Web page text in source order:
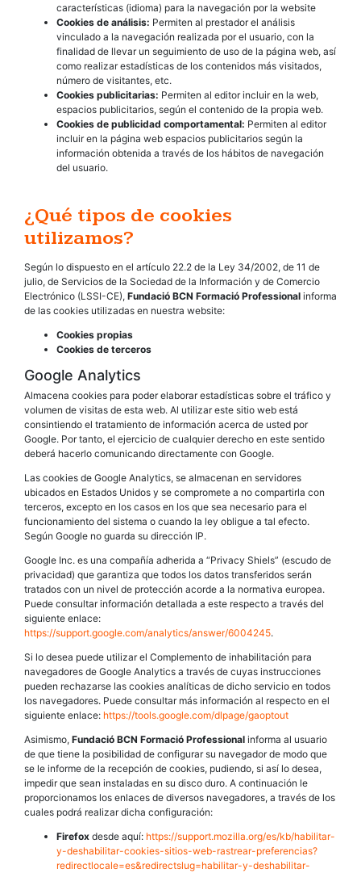
características (idioma) para la navegación por la website
Cookies de análisis: Permiten al prestador el análisis
vinculado a la navegación realizada por el usuario, con la
finalidad de llevar un seguimiento de uso de la página web, así
como realizar estadísticas de los contenidos más visitados,
número de visitantes, etc.
Cookies publicitarias: Permiten al editor incluir en la web,
espacios publicitarios, según el contenido de la propia web.
Cookies de publicidad comportamental: Permiten al editor
incluir en la página web espacios publicitarios según la
información obtenida a través de los hábitos de navegación
del usuario.
¿Qué tipos de cookies
utilizamos?
Según lo dispuesto en el artículo 22.2 de la Ley 34/2002, de 11 de
julio, de Servicios de la Sociedad de la Información y de Comercio
Electrónico (LSSI-CE), Fundació BCN Formació Professional informa
de las cookies utilizadas en nuestra website:
Cookies propias
Cookies de terceros
Google Analytics
Almacena cookies para poder elaborar estadísticas sobre el tráfico y
volumen de visitas de esta web. Al utilizar este sitio web está
consintiendo el tratamiento de información acerca de usted por
Google. Por tanto, el ejercicio de cualquier derecho en este sentido
deberá hacerlo comunicando directamente con Google.
Las cookies de Google Analytics, se almacenan en servidores
ubicados en Estados Unidos y se compromete a no compartirla con
terceros, excepto en los casos en los que sea necesario para el
funcionamiento del sistema o cuando la ley obligue a tal efecto.
Según Google no guarda su dirección IP.
Google Inc. es una compañía adherida a “Privacy Shiels” (escudo de
privacidad) que garantiza que todos los datos transferidos serán
tratados con un nivel de protección acorde a la normativa europea.
Puede consultar información detallada a este respecto a través del
siguiente enlace:
https://support.google.com/analytics/answer/6004245.
Si lo desea puede utilizar el Complemento de inhabilitación para
navegadores de Google Analytics a través de cuyas instrucciones
pueden rechazarse las cookies analíticas de dicho servicio en todos
los navegadores. Puede consultar más información al respecto en el
siguiente enlace: https://tools.google.com/dlpage/gaoptout
Asimismo, Fundació BCN Formació Professional informa al usuario
de que tiene la posibilidad de configurar su navegador de modo que
se le informe de la recepción de cookies, pudiendo, si así lo desea,
impedir que sean instaladas en su disco duro. A continuación le
proporcionamos los enlaces de diversos navegadores, a través de los
cuales podrá realizar dicha configuración:
Firefox desde aquí: https://support.mozilla.org/es/kb/habilitar-
y-deshabilitar-cookies-sitios-web-rastrear-preferencias?
redirectlocale=es&redirectslug=habilitar-y-deshabilitar-